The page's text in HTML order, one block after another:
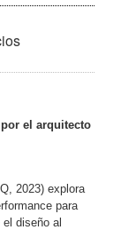
el arquitecto
2023) explora
para
diseño al